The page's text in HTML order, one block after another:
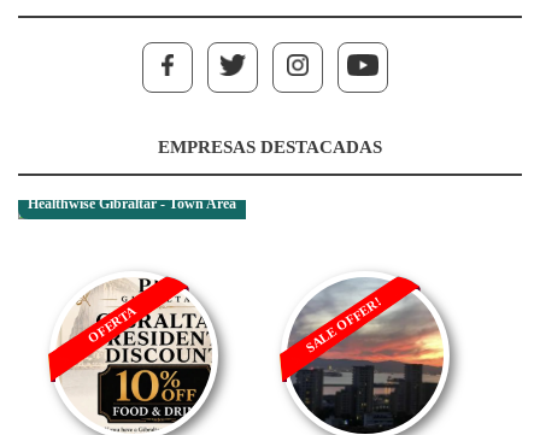
EMPRESAS DESTACADAS
Healthwise Gibraltar - Town Area
OFERTA SALE OFFER!